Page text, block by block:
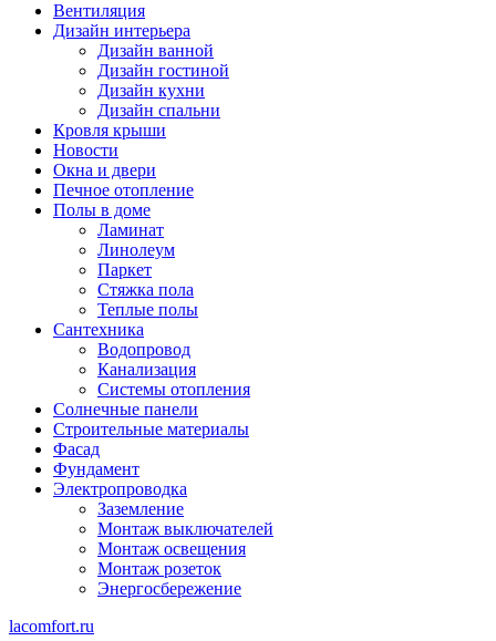
Вентиляция
Дизайн интерьера
Дизайн ванной
Дизайн гостиной
Дизайн кухни
Дизайн спальни
Кровля крыши
Новости
Окна и двери
Печное отопление
Полы в доме
Ламинат
Линолеум
Паркет
Стяжка пола
Теплые полы
Сантехника
Водопровод
Канализация
Системы отопления
Солнечные панели
Строительные материалы
Фасад
Фундамент
Электропроводка
Заземление
Монтаж выключателей
Монтаж освещения
Монтаж розеток
Энергосбережение
lacomfort.ru